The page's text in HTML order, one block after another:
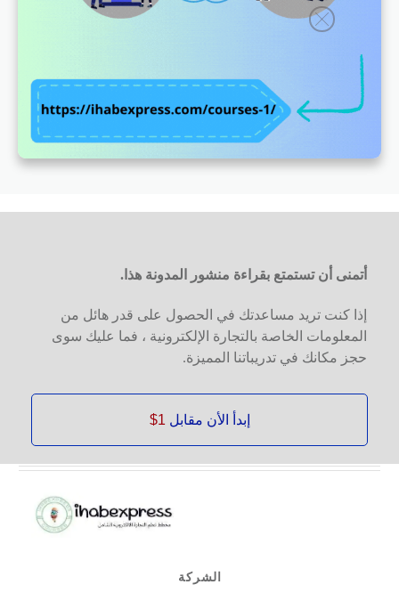
أتمنى أن تستمتع بقراءة منشور المدونة هذا.
إذا كنت تريد مساعدتك في الحصول على قدر هائل من
المعلومات الخاصة بالتجارة الإلكترونية ، فما عليك سوى
حجز مكانك في تدريباتنا المميزة.
إبدأ الأن مقابل1$
الشركة